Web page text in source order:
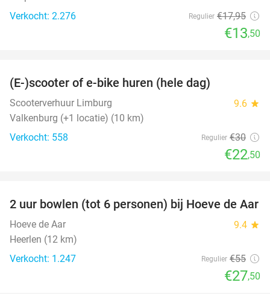
Verkocht: 2.276
Regulier €17,95
€13,50
(E-)scooter of e-bike huren (hele dag)
Scooterverhuur Limburg 9.6 star
Valkenburg (+1 locatie) (10 km)
Verkocht: 558
Regulier €30
€22,50
50%
2 uur bowlen (tot 6 personen) bij Hoeve de Aar
Hoeve de Aar 9.4 star
Heerlen (12 km)
Verkocht: 1.247
Regulier €55
€27,50